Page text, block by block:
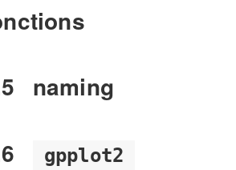
naming
gpplot2